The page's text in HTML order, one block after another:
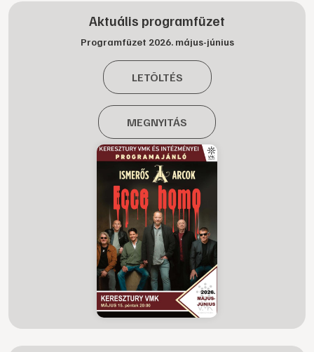
Aktuális programfüzet
Programfüzet 2026. május-június
LETÖLTÉS
MEGNYITÁS